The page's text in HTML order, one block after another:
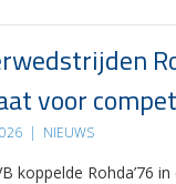
voor
| NIEUWS
koppelde Rohda’76